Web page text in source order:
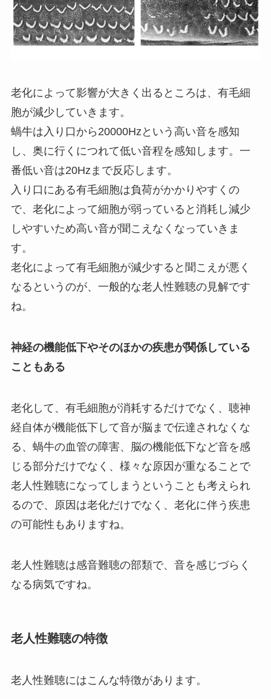
老化によって影響が大きく出るところは、有毛細
胞が減少していきます。
蝸牛は入り口から20000Hzという高い音を感知
し、奥に行くにつれて低い音程を感知します。一
番低い音は20Hzまで反応します。
入り口にある有毛細胞は負荷がかかりやすくの
で、老化によって細胞が弱っていると消耗し減少
しやすいため高い音が聞こえなくなっていきま
す。
老化によって有毛細胞が減少すると聞こえが悪く
なるというのが、一般的な老人性難聴の見解です
ね。
神経の機能低下やそのほかの疾患が関係している
こともある
老化して、有毛細胞が消耗するだけでなく、聴神
経自体が機能低下して音が脳まで伝達されなくな
る、蝸牛の血管の障害、脳の機能低下など音を感
じる部分だけでなく、様々な原因が重なることで
老人性難聴になってしまうということも考えられ
るので、原因は老化だけでなく、老化に伴う疾患
の可能性もありますね。
老人性難聴は感音難聴の部類で、音を感じづらく
なる病気ですね。
老人性難聴の特徴
老人性難聴にはこんな特徴があります。